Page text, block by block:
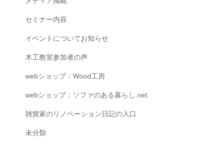
セミナー内容
イベントについてお知らせ
木工教室参加者の声
webショップ：Wood工房
webショップ：ソファのある暮らし.net
雑貨家のリノベーション日記の入口
未分類